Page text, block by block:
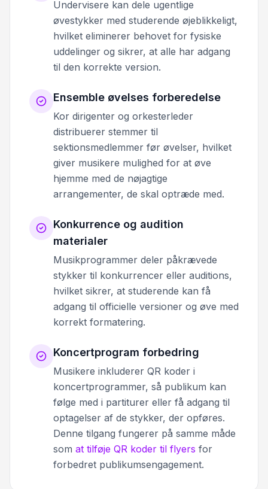
Undervisere kan dele ugentlige
øvestykker med studerende øjeblikkeligt,
hvilket eliminerer behovet for fysiske
uddelinger og sikrer, at alle har adgang
til den korrekte version.
Ensemble øvelses forberedelse
Kor dirigenter og orkesterleder
distribuerer stemmer til
sektionsmedlemmer før øvelser, hvilket
giver musikere mulighed for at øve
hjemme med de nøjagtige
arrangementer, de skal optræde med.
Konkurrence og audition
materialer
Musikprogrammer deler påkrævede
stykker til konkurrencer eller auditions,
hvilket sikrer, at studerende kan få
adgang til officielle versioner og øve med
korrekt formatering.
Koncertprogram forbedring
Musikere inkluderer QR koder i
koncertprogrammer, så publikum kan
følge med i partiturer eller få adgang til
optagelser af de stykker, der opføres.
Denne tilgang fungerer på samme måde
som at tilføje QR koder til flyers for
forbedret publikumsengagement.